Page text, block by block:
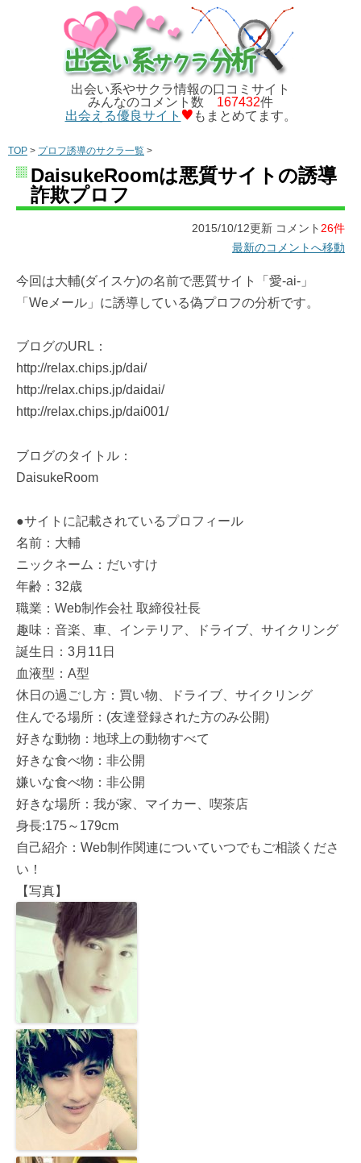
出会い系やサクラ情報の口コミサイト
みんなのコメント数 167432件
出会える優良サイト
もまとめてます。
TOP > プロフ誘導のサクラ一覧 >
DaisukeRoomは悪質サイトの誘導
詐欺プロフ
2015/10/12更新 コメント 26件
最新のコメントへ移動
今回は大輔(ダイスケ)の名前で悪質サイト「愛-ai-」
「Weメール」に誘導している偽プロフの分析です。
ブログのURL：
http://relax.chips.jp/dai/
http://relax.chips.jp/daidai/
http://relax.chips.jp/dai001/
ブログのタイトル：
DaisukeRoom
●サイトに記載されているプロフィール
名前：大輔
ニックネーム：だいすけ
年齢：32歳
職業：Web制作会社 取締役社長
趣味：音楽、車、インテリア、ドライブ、サイクリング
誕生日：3月11日
血液型：A型
休日の過ごし方：買い物、ドライブ、サイクリング
住んでる場所：(友達登録された方のみ公開)
好きな動物：地球上の動物すべて
好きな食べ物：非公開
嫌いな食べ物：非公開
好きな場所：我が家、マイカー、喫茶店
身長:175～179cm
自己紹介：Web制作関連についていつでもご相談くださ
い！
【写真】